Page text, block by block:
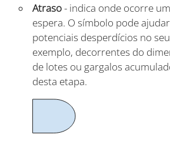
Atraso- indica onde ocorre
espera. O símbolo pode
potenciais desperdícios no
exemplo, decorrentes do
de lotes ou gargalos
desta etapa.